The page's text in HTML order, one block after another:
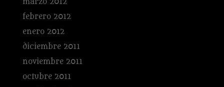
marzo 2012
febrero 2012
enero 2012
diciembre 2011
noviembre 2011
octubre 2011